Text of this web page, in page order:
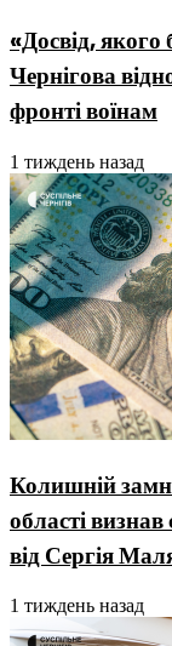
«Досвід, якого
Чернігова
фронті воїнам
1 тиждень назад
Колишній
області
від Сергія
1 тиждень назад